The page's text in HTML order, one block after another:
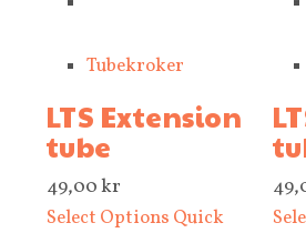
Tubekroker
LTS Extension
tube
49,00kr
Select Options Quick